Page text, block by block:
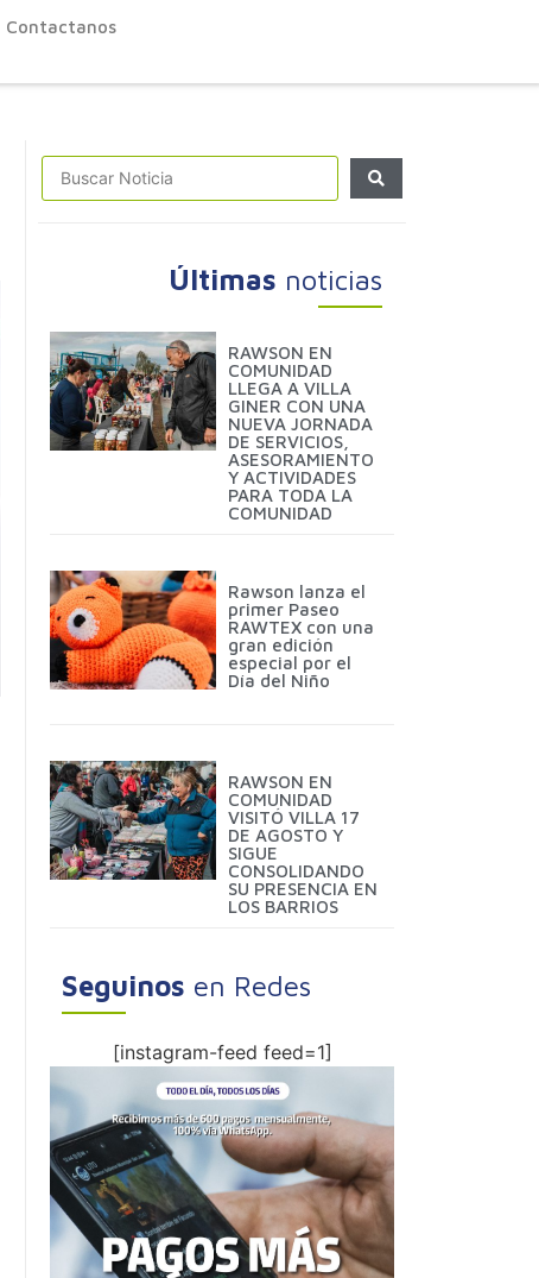
Contactanos
Últimas noticias
RAWSON EN
COMUNIDAD
LLEGA A VILLA
GINER CON UNA
NUEVA JORNADA
DE SERVICIOS,
ASESORAMIENTO
Y ACTIVIDADES
PARA TODA LA
COMUNIDAD
Rawson lanza el
primer Paseo
RAWTEX con una
gran edición
especial por el
Día del Niño
RAWSON EN
COMUNIDAD
VISITÓ VILLA 17
DE AGOSTO Y
SIGUE
CONSOLIDANDO
SU PRESENCIA EN
LOS BARRIOS
Seguinos en Redes
[instagram-feed feed=1]